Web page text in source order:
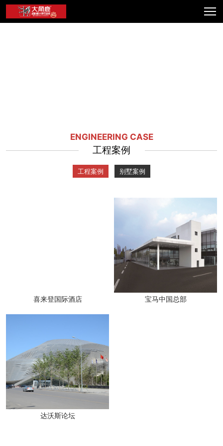
ENGINEERING CASE
工程案例
工程案例 别墅案例
喜来登国际酒店 宝马中国总部
达沃斯论坛